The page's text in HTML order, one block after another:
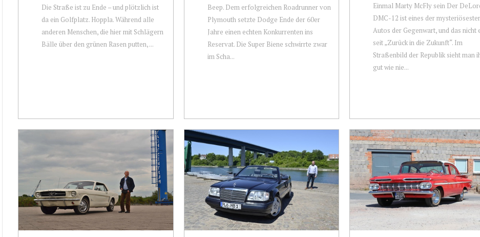
Die Straße ist zu Ende – und plötzlich ist
da ein Golfplatz. Hoppla. Während alle
anderen Menschen, die hier mit Schlägern
Bälle über den grünen Rasen putten, ...
Beep. Dem erfolgreichen Roadrunner von
Plymouth setzte Dodge Ende der 60er
Jahre einen echten Konkurrenten ins
Reservat. Die Super Biene schwirrte zwar
im Scha...
Einmal Marty McFly sein Der
DMC-12 ist eines der
Autos der Gegenwart, und das nicht
seit „Zurück in die Zukunft“. Im
Straßenbild der Republik sieht man
gut wie nie...